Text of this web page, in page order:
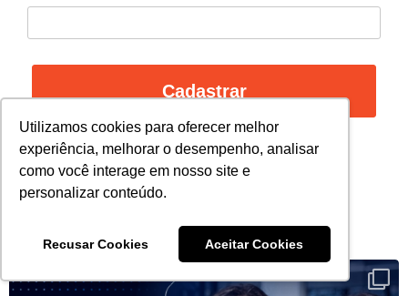
Utilizamos cookies para oferecer melhor
experiência, melhorar o desempenho, analisar
como você interage em nosso site e
personalizar conteúdo.
Recusar Cookies Aceitar Cookies
Cadastrar
Não enviamos qualquer tipo de SPAM.
Siga Nosso Instagram